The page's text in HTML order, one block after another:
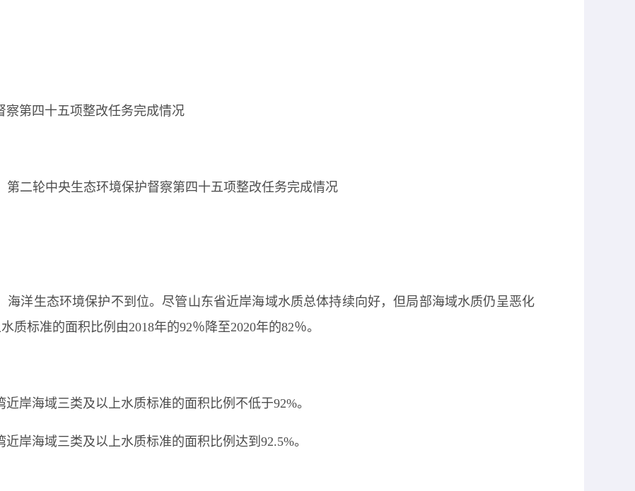
察第四十五项整改任务完成情况
第二轮中央生态环境保护督察第四十五项整改任务完成情况
海洋生态环境保护不到位。尽管山东省近岸海域水质总体持续向好，但局部海域水质仍呈恶化
质标准的面积比例由2018年的92％降至2020年的82％。
近岸海域三类及以上水质标准的面积比例不低于92%。
岸海域三类及以上水质标准的面积比例达到92.5%。